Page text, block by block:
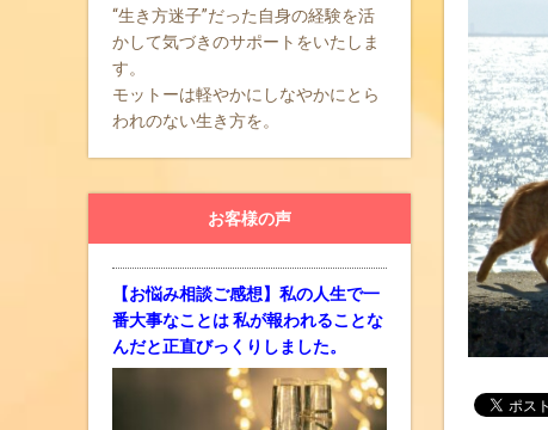
“生き方迷子”だった自身の経験を活
かして気づきのサポートをいたしま
す。
モットーは軽やかにしなやかにとら
われのない生き方を。
お客様の声
【お悩み相談ご感想】私の人生で一
番大事なことは 私が報われることな
んだと正直びっくりしました。